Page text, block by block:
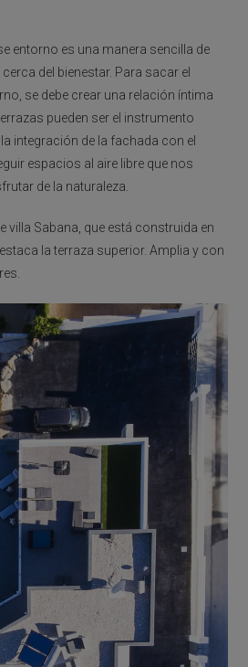
entorno es una manera sencilla de
del bienestar. Para sacar el
se debe crear una relación íntima
pueden ser el instrumento
integración de la fachada con el
espacios al aire libre que nos
de la naturaleza.
villa Sabana, que está construida en
la terraza superior. Amplia y con